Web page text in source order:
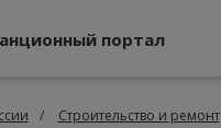
портал
Строительство и ремонт